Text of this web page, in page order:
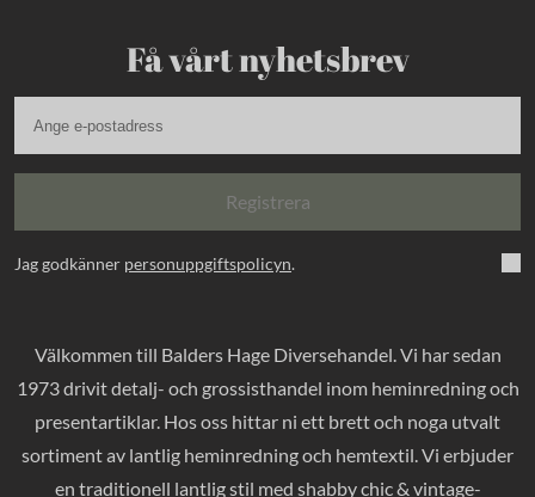
Få vårt nyhetsbrev
Registrera
Jag godkänner personuppgiftspolicyn.
Välkommen till Balders Hage Diversehandel. Vi har sedan
1973 drivit detalj- och grossisthandel inom heminredning och
presentartiklar. Hos oss hittar ni ett brett och noga utvalt
sortiment av lantlig heminredning och hemtextil. Vi erbjuder
en traditionell lantlig stil med shabby chic & vintage-